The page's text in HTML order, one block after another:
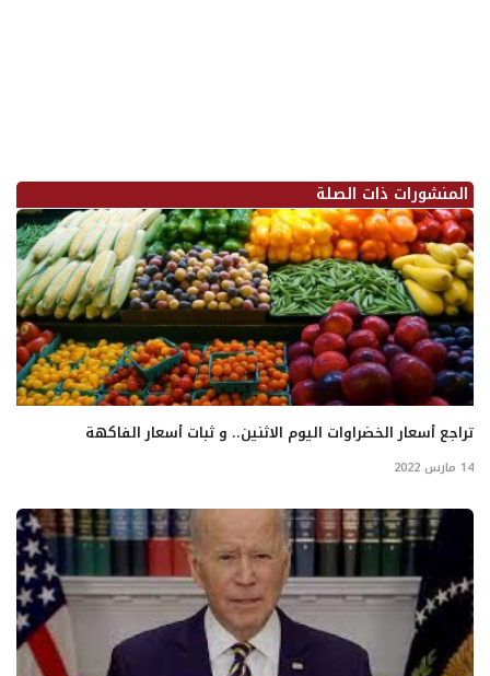
المنشورات ذات الصلة
تراجع أسعار الخضراوات اليوم الاثنين.. و ثبات أسعار الفاكهة
14 مارس 2022